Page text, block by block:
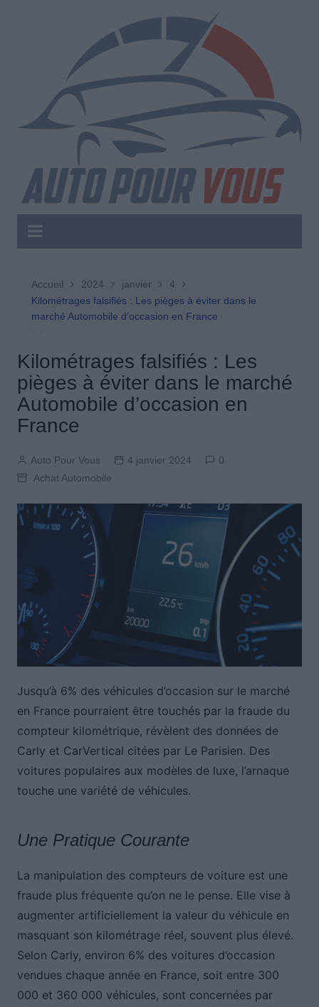
Accueil 2024 janvier
4
Kilométrages falsifiés : Les pièges à éviter dans le
marché Automobile d’occasion en France
Kilométrages falsifiés : Les
pièges à éviter dans le marché
Automobile d’occasion en
France
Auto Pour Vous 4 janvier 2024
0
Achat Automobile
Jusqu’à 6% des véhicules d’occasion sur le marché
en France pourraient être touchés par la fraude du
compteur kilométrique, révèlent des données de
Carly et CarVertical citées par Le Parisien. Des
voitures populaires aux modèles de luxe, l’arnaque
touche une variété de véhicules.
Une Pratique Courante
La manipulation des compteurs de voiture est une
fraude plus fréquente qu’on ne le pense. Elle vise à
augmenter artificiellement la valeur du véhicule en
masquant son kilométrage réel, souvent plus élevé.
Selon Carly, environ 6% des voitures d’occasion
vendues chaque année en France, soit entre 300
000 et 360 000 véhicules, sont concernées par